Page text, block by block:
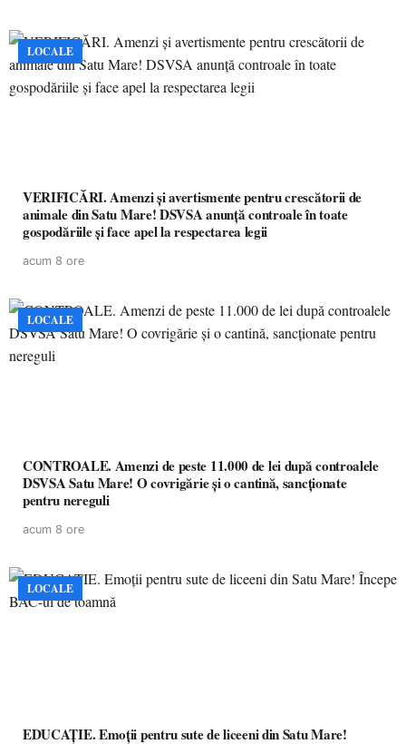
LOCALE
VERIFICĂRI. Amenzi și avertismente pentru crescătorii de
animale din Satu Mare! DSVSA anunță controale în toate
gospodăriile și face apel la respectarea legii
acum 8 ore
LOCALE
CONTROALE. Amenzi de peste 11.000 de lei după controalele
DSVSA Satu Mare! O covrigărie și o cantină, sancționate
pentru nereguli
acum 8 ore
LOCALE
EDUCAȚIE. Emoții pentru sute de liceeni din Satu Mare!